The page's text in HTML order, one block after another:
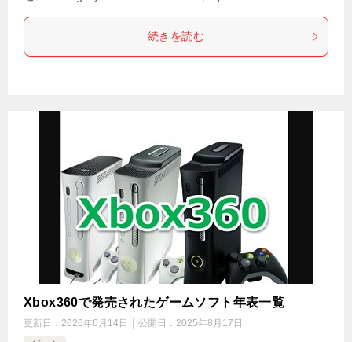
続きを読む
Xbox360で発売されたゲームソフト年表一覧
更新日： 2026年6月14日 公開日： 2025年8月17日